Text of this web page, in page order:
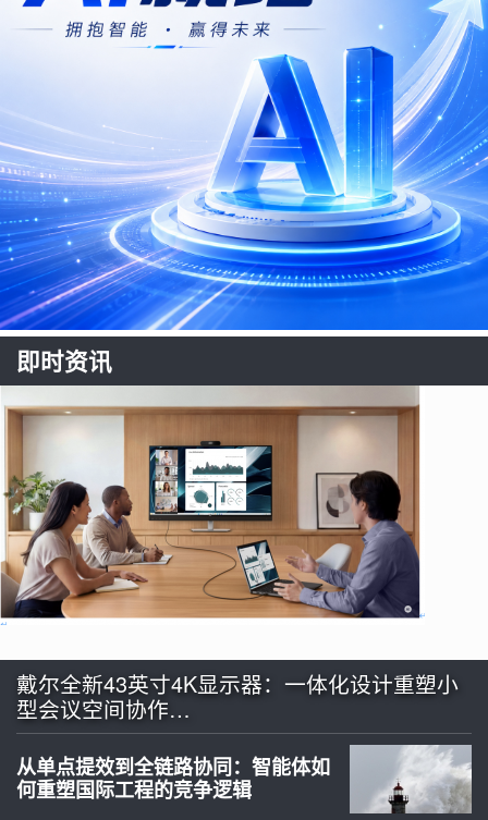
即时资讯
戴尔全新43英寸4K显示器：一体化设计重塑小
型会议空间协作…
从单点提效到全链路协同：智能体如
何重塑国际工程的竞争逻辑